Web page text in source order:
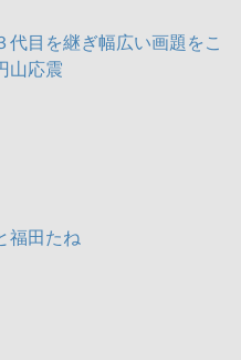
代目を継ぎ幅広い画題をこ
山応震
福田たね